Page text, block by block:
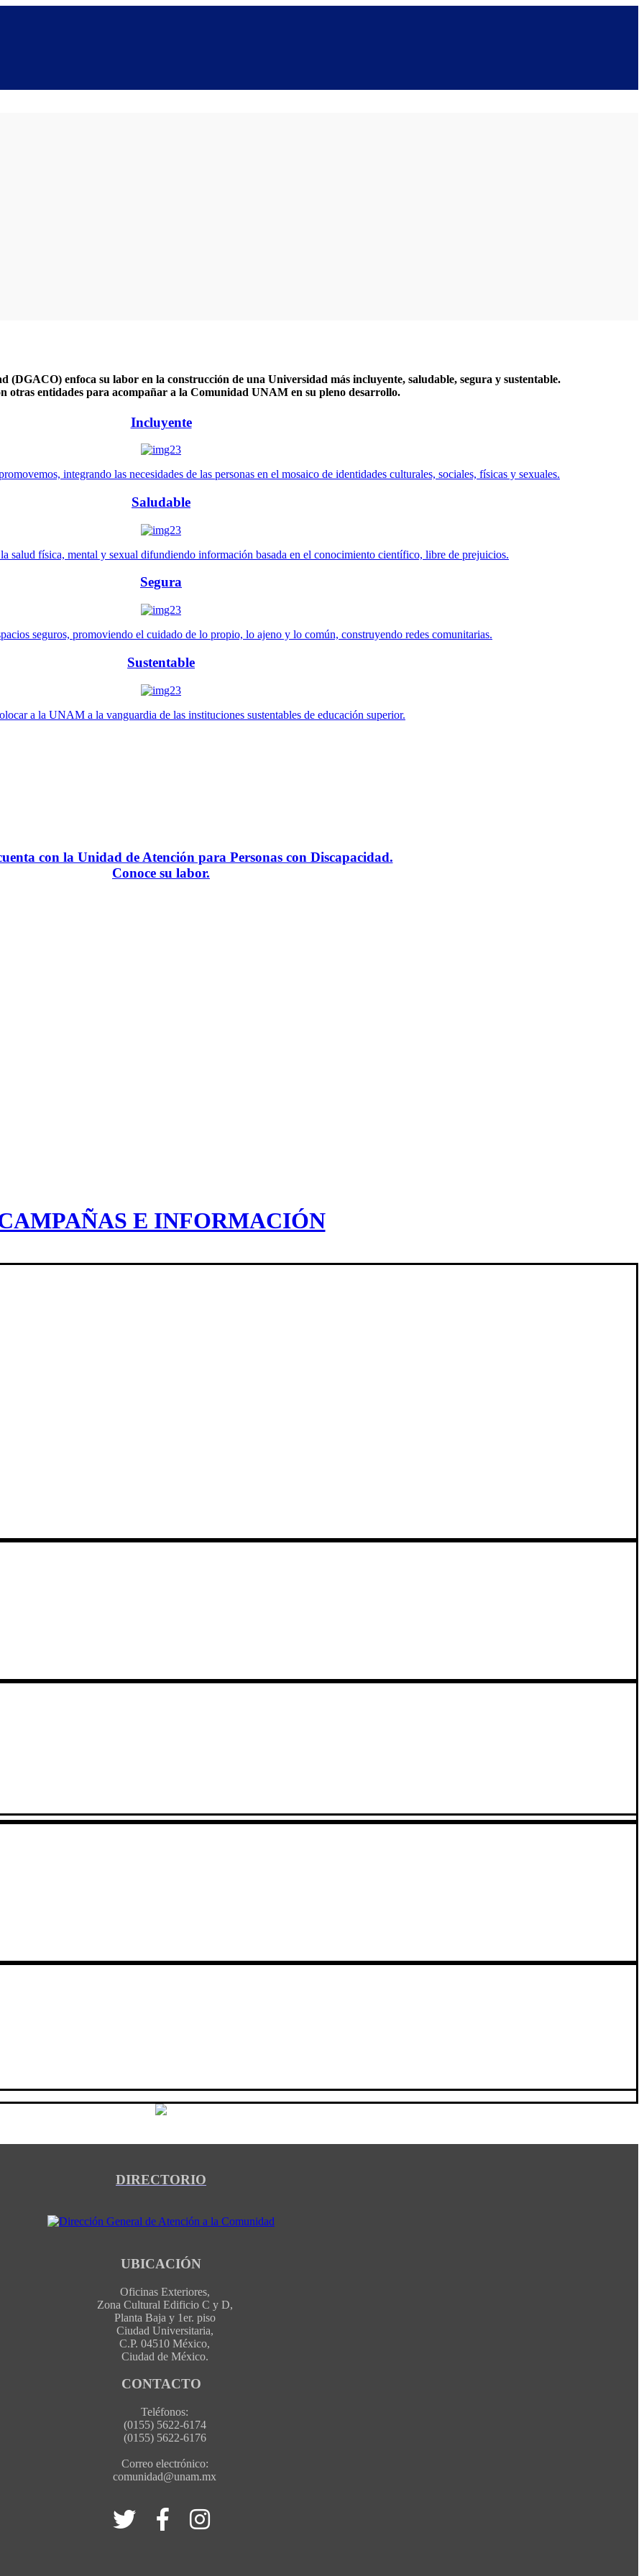
(DGACO) enfoca su labor en la construcción de una Universidad más incluyente, saludable, segura y sustentable.
otras entidades para acompañar a la Comunidad UNAM en su pleno desarrollo.
Incluyente
integrando las necesidades de las personas en el mosaico de identidades culturales, sociales, físicas y sexuales.
Saludable
salud física, mental y sexual difundiendo información basada en el conocimiento científico, libre de prejuicios.
Segura
seguros, promoviendo el cuidado de lo propio, lo ajeno y lo común, construyendo redes comunitarias.
Sustentable
a la UNAM a la vanguardia de las instituciones sustentables de educación superior.
con la Unidad de Atención para Personas con Discapacidad.
Conoce su labor.
E INFORMACIÓN
DIRECTORIO
UBICACIÓN
Oficinas Exteriores,
Zona Cultural Edificio C y D,
Planta Baja y 1er. piso
Ciudad Universitaria,
C.P. 04510 México,
Ciudad de México.
CONTACTO
Teléfonos:
(0155) 5622-6174
(0155) 5622-6176
Correo electrónico:
comunidad@unam.mx